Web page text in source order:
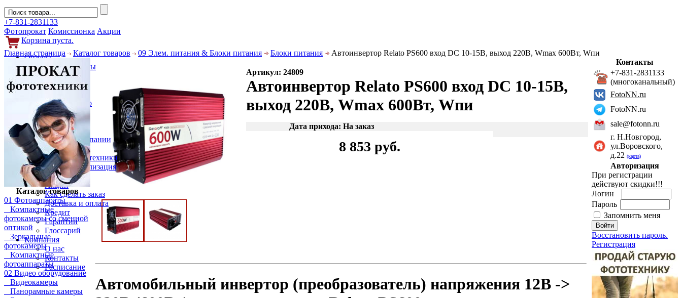
+7-831-2831133
Фотопрокат Комиссионка Акции
Корзина пуста.
Обзоры
Фотоаппараты
Объективы
Фильтры
Фото и видео
Гаджеты
Аксессуары
Слухи
Новости компании
Услуги
Прокат фототехники
Выкуп и реализация
Покупателям
Акции
Как сделать заказ
Доставка и оплата
Кредит
Гарантии
Глоссарий
Компания
О нас
Контакты
Расписание
Главная страница Каталог товаров 09 Элем. питания & Блоки питания Блоки питания Автоинвертор Relato PS600 вход DC 10-15В, выход 220В, Wmax 600Вт, Wпи
Каталог товаров
01 Фотоаппараты
Компактные
фотокамеры со сменной
оптикой
Зеркальные
фотокамеры
Компактные
фотоаппараты
02 Видео оборудование
Видеокамеры
Панорамные камеры
Артикул: 24809
Автоинвертор Relato PS600 вход DC 10-15В,
выход 220В, Wmax 600Вт, Wпи
Дата прихода: На заказ
8 853 руб.
Автомобильный инвертор (преобразователь) напряжения 12В ->
Контакты
+7-831-2831133
(многоканальный)
FotoNN.ru
FotoNN.ru
sale@fotonn.ru
г. Н.Новгород,
ул.Воровского,
д.22 (карта)
Авторизация
При регистрации
действуют скидки!!!
Логин
Пароль
Запомнить меня
Восстановить пароль.
Регистрация